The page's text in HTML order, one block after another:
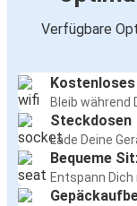
Verfügbare
Kostenloses
Bleib während
Steckdosen
Lade Deine
Bequeme
Entspann